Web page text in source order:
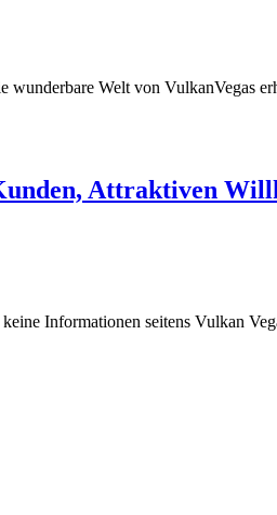
Welt von VulkanVegas
Attraktiven
Informationen seitens Vulkan